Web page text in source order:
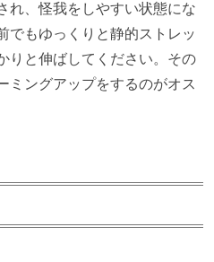
れ、怪我をしやすい状態にな
でもゆっくりと静的ストレッ
りと伸ばしてください。その
ミングアップをするのがオス